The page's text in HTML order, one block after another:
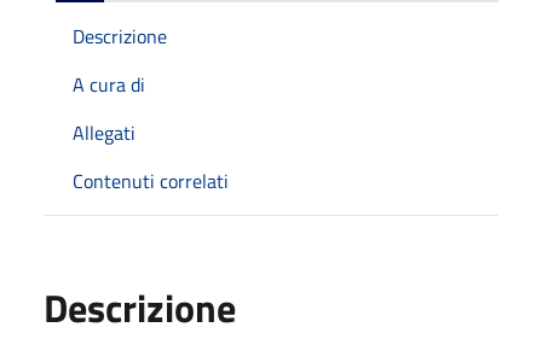
Descrizione
A cura di
Allegati
Contenuti correlati
Descrizione